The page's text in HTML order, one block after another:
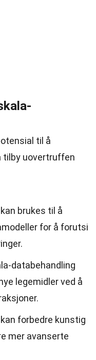
til å
tilby uovertruffen
brukes til å
for å forutsi
databehandling
legemidler ved å
forbedre kunstig
mer avanserte